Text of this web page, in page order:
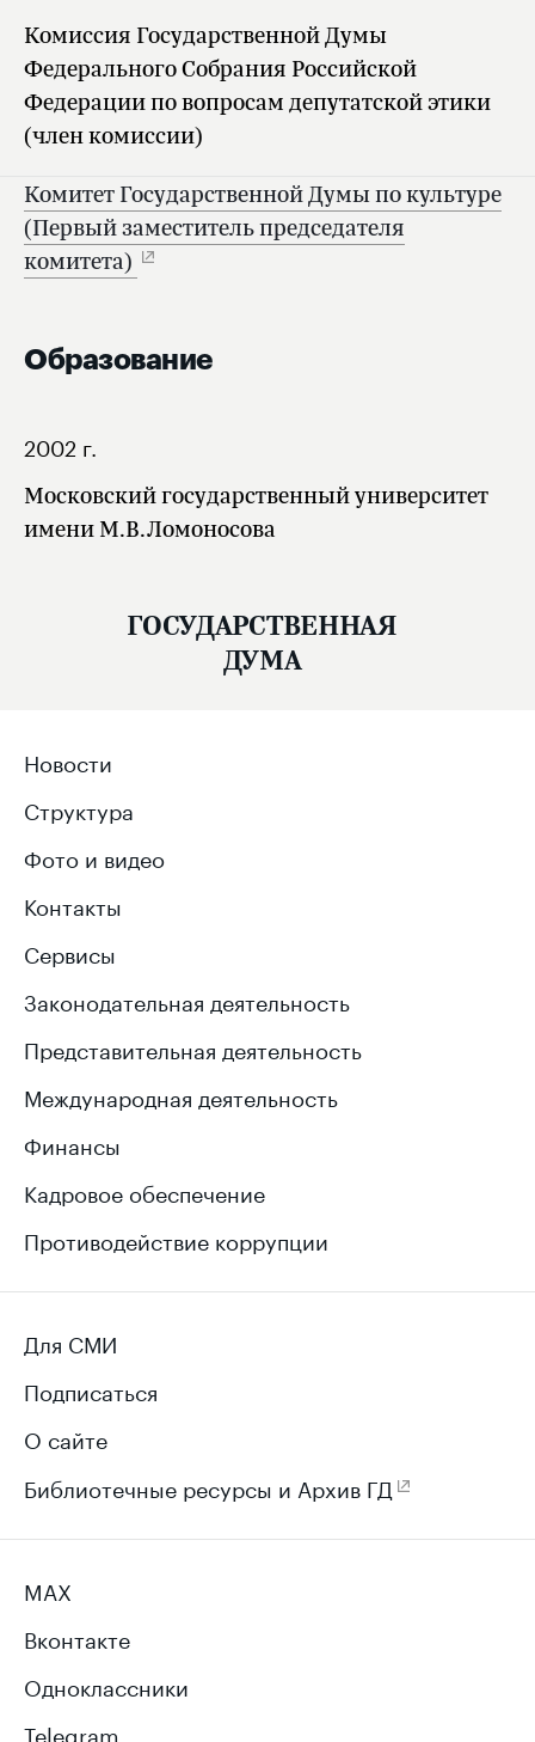
Комиссия Государственной Думы
Федерального Собрания Российской
Федерации по вопросам депутатской этики
(член комиссии)
Комитет Государственной Думы по культуре
(Первый заместитель председателя
комитета)
Образование
2002 г.
Московский государственный университет
имени М.В.Ломоносова
ГОСУДАРСТВЕННАЯ
ДУМА
Новости
Структура
Фото и видео
Контакты
Сервисы
Законодательная деятельность
Представительная деятельность
Международная деятельность
Финансы
Кадровое обеспечение
Противодействие коррупции
Для СМИ
Подписаться
О сайте
Библиотечные ресурсы и Архив ГД
MAX
Вконтакте
Одноклассники
Telegram